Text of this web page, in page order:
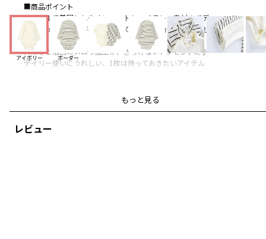
アイボリー ボーダー
レビュー
■商品ポイント
シンプルで着回ししやすい、ストレッチテレコ素材のボディスーツ
やわらかくよく伸びる素材なので、元気に動くベビーにもぴったりです
衿ぐりと袖口のメロウ加工が、さりげないアクセントに♪
デイリー使いにうれしい、1枚は持っておきたいアイテム
もっと見る